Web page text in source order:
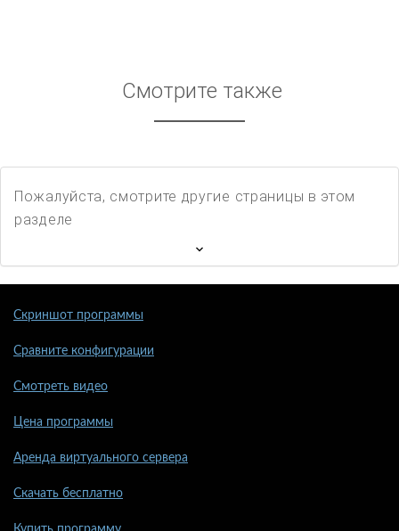
Смотрите также
Пожалуйста, смотрите другие страницы в этом
разделе
Скриншот программы
Сравните конфигурации
Смотреть видео
Цена программы
Аренда виртуального сервера
Скачать бесплатно